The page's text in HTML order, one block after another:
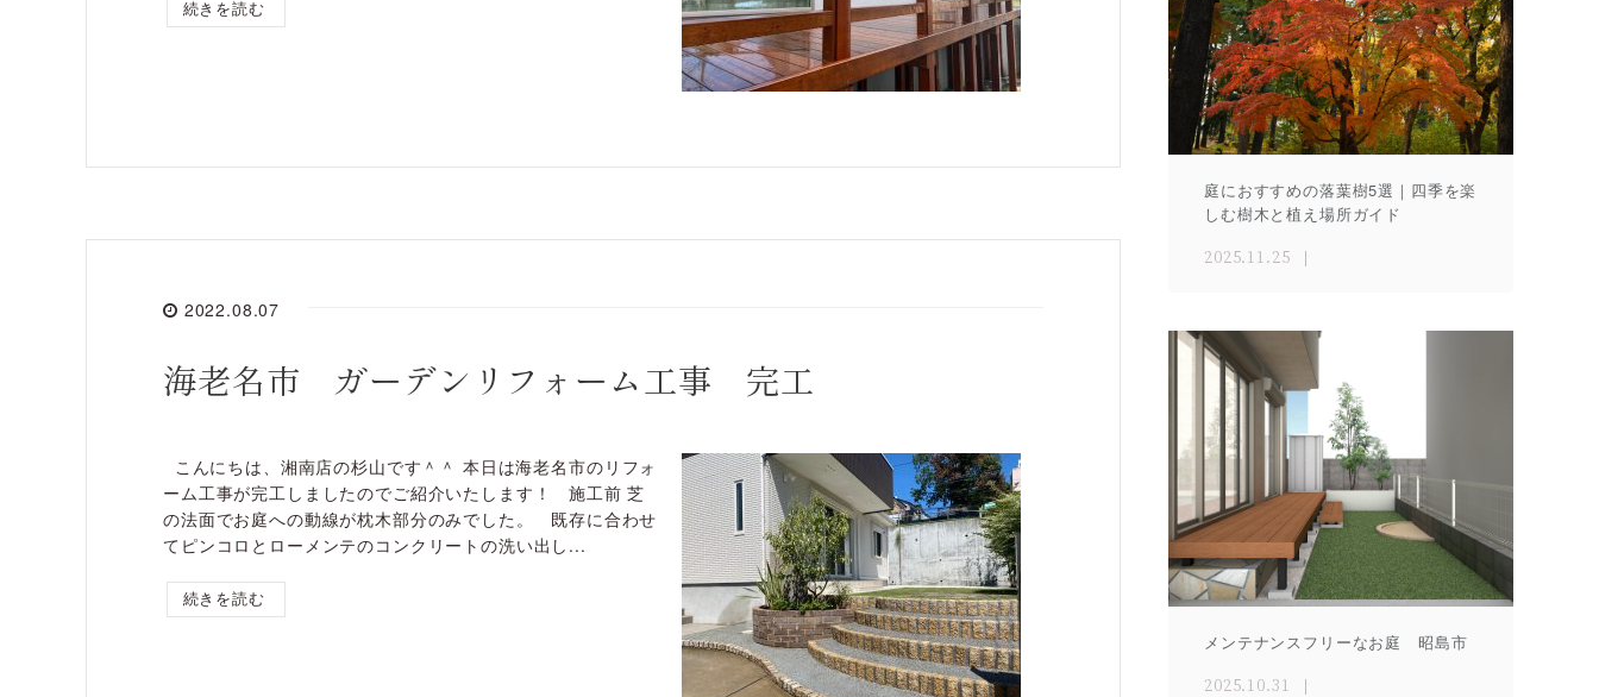
続きを読む
2022.08.07
海老名市 ガーデンリフォーム工事 完工
こんにちは、湘南店の杉山です＾＾ 本日は海老名市のリフォ
ーム工事が完工しましたのでご紹介いたします！ 施工前 芝
の法面でお庭への動線が枕木部分のみでした。 既存に合わせ
てピンコロとローメンテのコンクリートの洗い出し...
続きを読む
庭におすすめの落葉樹5選｜四季を楽
しむ樹木と植え場所ガイド
2025.11.25
メンテナンスフリーなお庭 昭島市
2025.10.31